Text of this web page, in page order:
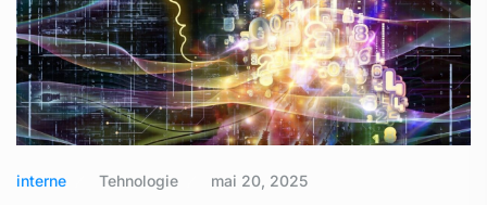
interne Tehnologie mai 20, 2025